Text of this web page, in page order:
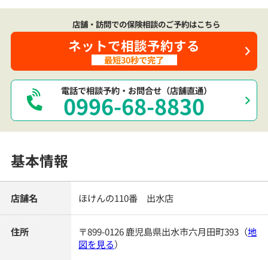
電話で相談予約・お問合せ（店舗直通）
0996-68-8830
店舗・訪問での保険相談のご予約はこちら
ネットで相談予約する
最短30秒で完了
基本情報
店舗名 ほけんの110番 出水店
住所 〒899-0126 鹿児島県出水市六月田町393 （地
図を見る）